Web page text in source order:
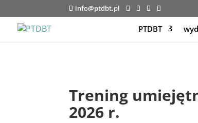
info@ptdbt.pl
PTDBT
Trening
2026 r.